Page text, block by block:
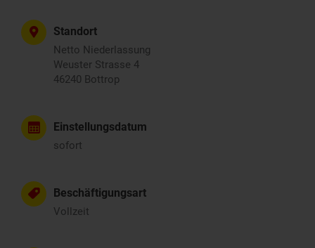
Standort
Netto Niederlassung
Weuster Strasse 4
46240 Bottrop
Einstellungsdatum
sofort
Beschäftigungsart
Vollzeit